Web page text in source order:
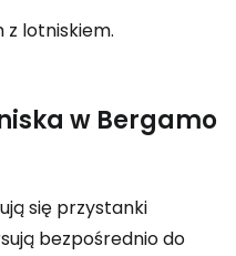
z lotniskiem.
w Bergamo
się przystanki
bezpośrednio do